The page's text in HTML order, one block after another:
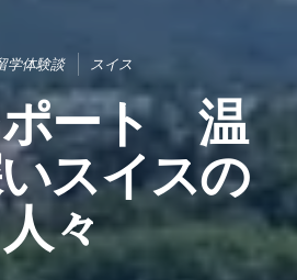
学体験談 スイス
ポート 温
スイスの
人々